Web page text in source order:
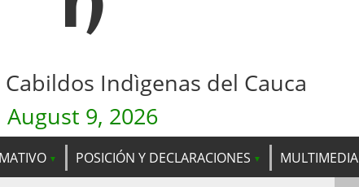
Indìgenas del Cauca
August 9, 2026
POSICIÓN Y DECLARACIONES MULTIMEDIA